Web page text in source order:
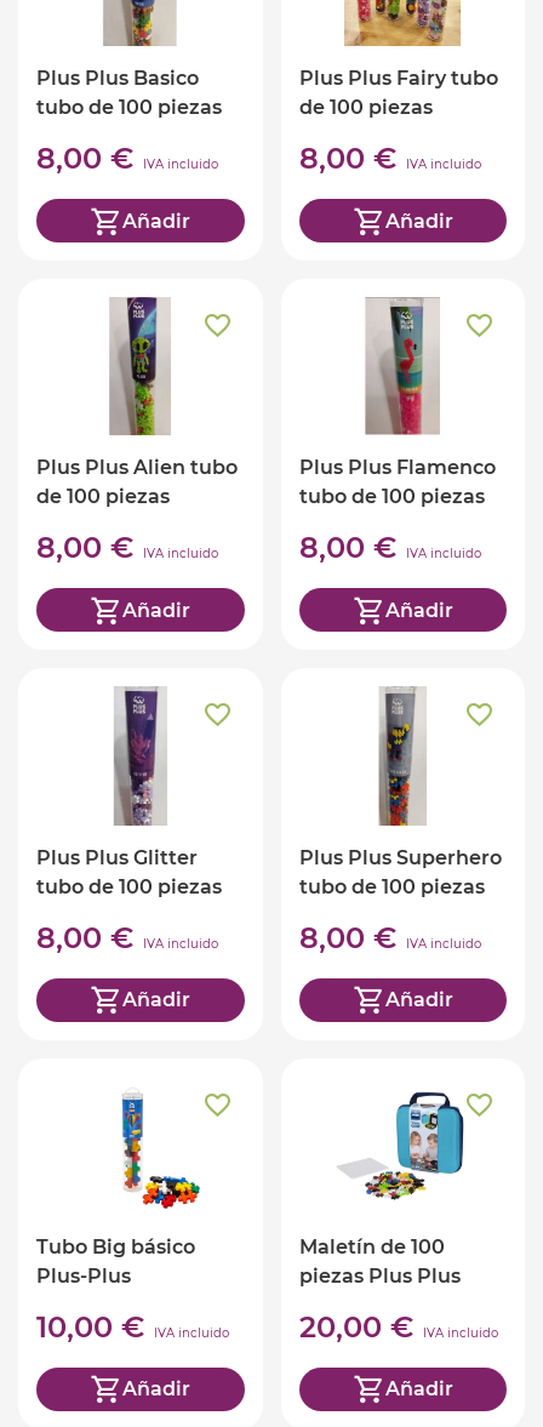
Plus Plus Basico
tubo de 100 piezas
8,00 € IVA incluido
Añadir
Plus Plus Fairy tubo
de 100 piezas
8,00 € IVA incluido
Añadir
Plus Plus Alien tubo
de 100 piezas
8,00 € IVA incluido
Añadir
Plus Plus Flamenco
tubo de 100 piezas
8,00 € IVA incluido
Añadir
Plus Plus Glitter
tubo de 100 piezas
8,00 € IVA incluido
Añadir
Plus Plus Superhero
tubo de 100 piezas
8,00 € IVA incluido
Añadir
Tubo Big básico
Plus-Plus
10,00 € IVA incluido
Añadir
Maletín de 100
piezas Plus Plus
20,00 € IVA incluido
Añadir